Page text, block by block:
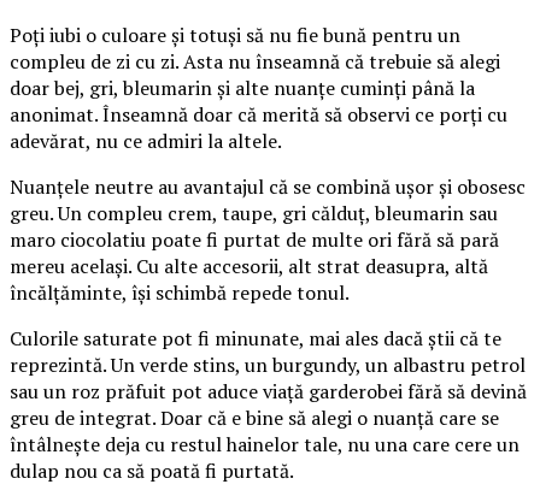
Poți iubi o culoare și totuși să nu fie bună pentru un
compleu de zi cu zi. Asta nu înseamnă că trebuie să alegi
doar bej, gri, bleumarin și alte nuanțe cuminți până la
anonimat. Înseamnă doar că merită să observi ce porți cu
adevărat, nu ce admiri la altele.
Nuanțele neutre au avantajul că se combină ușor și obosesc
greu. Un compleu crem, taupe, gri călduț, bleumarin sau
maro ciocolatiu poate fi purtat de multe ori fără să pară
mereu același. Cu alte accesorii, alt strat deasupra, altă
încălțăminte, își schimbă repede tonul.
Culorile saturate pot fi minunate, mai ales dacă știi că te
reprezintă. Un verde stins, un burgundy, un albastru petrol
sau un roz prăfuit pot aduce viață garderobei fără să devină
greu de integrat. Doar că e bine să alegi o nuanță care se
întâlnește deja cu restul hainelor tale, nu una care cere un
dulap nou ca să poată fi purtată.